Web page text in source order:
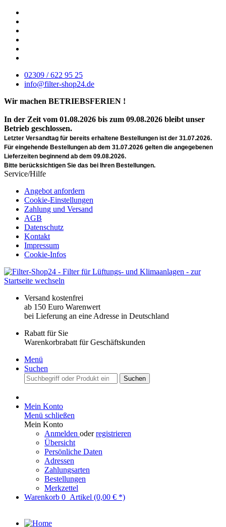
02309 / 622 95 25
info@filter-shop24.de
Wir machen BETRIEBSFERIEN !
In der Zeit vom 01.08.2026 bis zum 09.08.2026 bleibt unser
Betrieb geschlossen.
Letzter Versandtag für bereits erhaltene Bestellungen ist der 31.07.2026.
Für eingehende Bestellungen ab dem 31.07.2026 gelten die angegebenen
Lieferzeiten beginnend ab dem 09.08.2026.
Bitte berücksichtigen Sie das bei Ihren Bestellungen.
Service/Hilfe
Angebot anfordern
Cookie-Einstellungen
Zahlung und Versand
AGB
Datenschutz
Kontakt
Impressum
Cookie-Infos
Versand kostenfrei
ab 150 Euro Warenwert
bei Lieferung an eine Adresse in Deutschland
Rabatt für Sie
Warenkorbrabatt für Geschäftskunden
Menü
Suchen
Suchen
Mein Konto
Menü schließen
Mein Konto
Anmelden oderregistrieren
Übersicht
Persönliche Daten
Adressen
Zahlungsarten
Bestellungen
Merkzettel
Warenkorb 0 Artikel (0,00 € *)